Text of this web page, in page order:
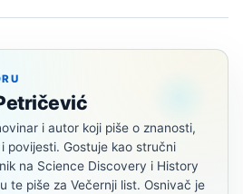
i autor koji piše o znanosti,
povijesti. Gostuje kao stručni
na Science Discovery i History
te piše za Večernji list. Osnivač je